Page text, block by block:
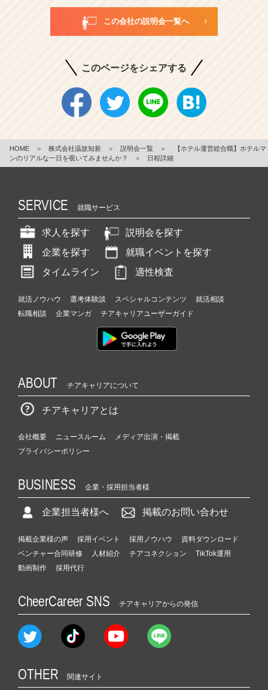
この会社の説明会一覧へ
このページをシェアする
HOME ＞ 株式会社温故知新 ＞ 説明会一覧 ＞
【ホテル運営総合職】ホテルマ
ンのリアルな一日を覗いてみませんか？
＞ 日程詳細
SERVICE 就職サービス
求人を探す
説明会を探す
企業を探す
就職イベントを探す
タイムライン
適性検査
就活ノウハウ 選考体験談 スペシャルコンテンツ
就活相談
転職相談
企業マンガ チアキャリアユーザーガイド
ABOUT チアキャリアについて
チアキャリアとは
会社概要 ニュースルーム
メディア出演・掲載
プライバシーポリシー
BUSINESS 企業・採用担当者様
企業担当者様へ 掲載のお問い合わせ
掲載企業様の声 採用イベント 採用ノウハウ
資料ダウンロード
ベンチャー合同研修
人材紹介 チアコネクション
TikTok運用
動画制作
採用代行
CheerCareer SNS チアキャリアからの発信
OTHER 関連サイト